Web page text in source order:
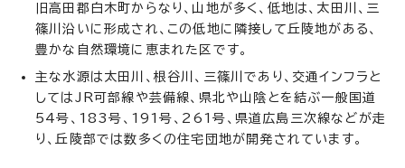
旧高田郡白木町からなり、山地が多く、低地は、太田川、三
篠川沿いに形成され、この低地に隣接して丘陵地がある、
豊かな自然環境に恵まれた区です。
主な水源は太田川、根谷川、三篠川であり、交通インフラと
してはJR可部線や芸備線、県北や山陰とを結ぶ一般国道
54号、183号、191号、261号、県道広島三次線などが走
り、丘陵部では数多くの住宅団地が開発されています。